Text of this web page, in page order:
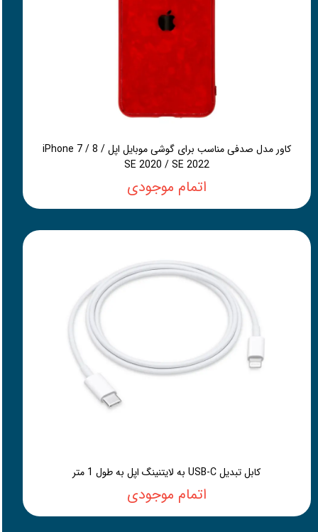
کاور مدل صدفی مناسب برای گوشی موبایل اپل iPhone 7 / 8 /
SE 2020 / SE 2022
اتمام موجودی
کابل تبدیل USB-C به لایتنینگ اپل به طول 1 متر
اتمام موجودی